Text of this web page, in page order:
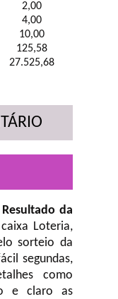
2,00
4,00
10,00
125,58
27.525,68
Resultado da
Loteria,
sorteio da
segundas,
como
e claro as